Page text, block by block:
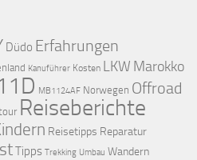
Düdo Erfahrungen
Kanuführer Kosten LKW Marokko
MB1124AF Norwegen Offroad
Reiseberichte
Reisetipps Reparatur
Tipps Trekking Umbau Wandern